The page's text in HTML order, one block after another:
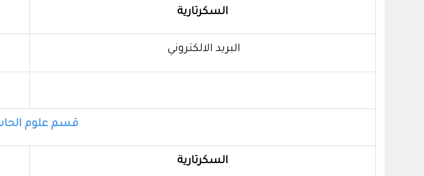
السكرتارية
البريد الالكتروني
قسم علوم
السكرتارية